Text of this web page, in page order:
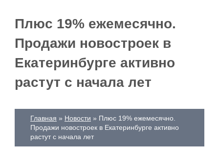
Плюс 19% ежемесячно.
Продажи новостроек в
Екатеринбурге активно
растут с начала лет
Главная Новости
Плюс 19% ежемесячно.
Продажи новостроек в Екатеринбурге активно
растут с начала лет